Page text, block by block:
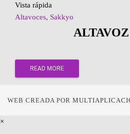
Vista rápida
Altavoces, Sakkyo
READ MORE
WEB CREADA POR
×